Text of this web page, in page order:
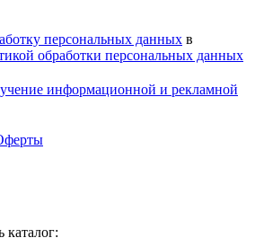
персональных данных в
обработки персональных данных
информационной и рекламной
каталог: